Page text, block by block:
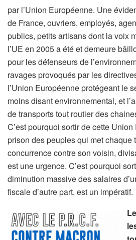
par l’Union Européenne. Une
de France, ouvriers, employés,
publics, petits artisans dont la voix
l’UE en 2005 a été et demeure
pour les défenseurs de
ravages provoqués par les
l’Union Européenne protégeant le
moins disant environnemental, et
de transports tout routier des
C’est pourquoi sortir de cette
prison des peuples qui met chaque
concurrence contre son voisin,
est une urgence. C’est pourquoi
diminution massive des salaires
fiscale d’autre part, est un impératif.